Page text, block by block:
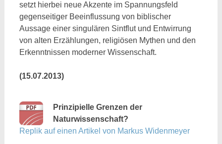
setzt hierbei neue Akzente im Spannungsfeld
gegenseitiger Beeinflussung von biblischer
Aussage einer singulären Sintflut und Entwirrung
von alten Erzählungen, religiösen Mythen und den
Erkenntnissen moderner Wissenschaft.
(15.07.2013)
Prinzipielle Grenzen der
Naturwissenschaft?
Replik auf einen Artikel von Markus Widenmeyer